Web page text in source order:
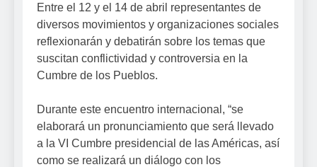
Entre el 12 y el 14 de abril representantes de
diversos movimientos y organizaciones sociales
reflexionarán y debatirán sobre los temas que
suscitan conflictividad y controversia en la
Cumbre de los Pueblos.
Durante este encuentro internacional, “se
elaborará un pronunciamiento que será llevado
a la VI Cumbre presidencial de las Américas, así
como se realizará un diálogo con los